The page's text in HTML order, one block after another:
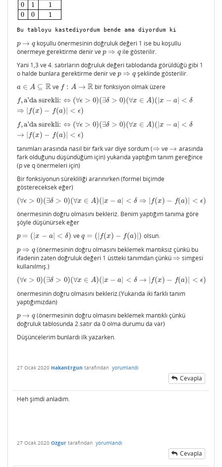
0
0
1
0
1
1
Bu tabloyu kastediyordum bende ama diyordum ki
p → q
p→q
koşullu önermesinin doğruluk değeri 1 ise bu koşullu
önermeye gerektirme denir ve p ⇒ q
p⇒q
ile gösterilir.
Yani 1,3 ve 4. satırların doğruluk değeri tablodanda görüldüğü gibi 1
o halde bunlara gerektirme denir ve p ⇒ q
p⇒q şeklinde gösterilir.
a ∈ A ⊆ R
a∈A ⊆R ve f : A → R
f:A →R bir fonksiyon olmak üzere
f,a'da sürekli: ⇔ (∀ϵ > 0)(∃δ > 0)(∀x ∈ A)( |x − a < δ
⇒ f(x) − f(a) < ϵ)
f,a'da sürekli:⇔( ∀ϵ> 0)(∃ δ>0)(∀x∈A)( |x−a|< δ⇒ |f(x) −f a)|< )
f,a'da sürekli: ⇔ (∀ϵ > 0)(∃δ > 0)(∀x ∈ A)( |x − a < δ
→ f(x) − f(a) < ϵ)
f,a'da sürekli:⇔( ∀ϵ> 0)(∃ δ>0)(∀x∈A)( |x−a|< δ→|f(x −f a) |< )
tanımları arasında nasıl bir fark var diye sordum (⇒
⇒ ve →
→ arasında
fark olduğunu düşündüğüm için) yukarıda yaptığım tanım gereğince
(p ve q önermeleri için)
Bir fonksiyonun sürekliliği ararınırken (formel biçimde
göstereceksek eğer)
(∀ϵ > 0)(∃δ > 0)(∀x ∈ A)( x − a < δ ⇒ f(x) − f(a) < ϵ)
(∀ϵ> 0) ∃δ>0)( ∀x ∈A)(|x− a|<δ⇒ |f x) −f( )| <ϵ
önermesinin doğru olmasını bekleriz. Benim yaptığım tanıma göre
şöyle düşünürsek eğer
p = ( |x − a| < δ)
p=(| x −a |<δ) ve q = ( f(x) − f(a) )
q=(| f( )−f(a) |) olsun.
p ⇒ q
p⇒q
(önermesinin doğru olmasını beklemek mantıksız çünkü bu
ifadenin zaten doğruluk değeri 1 üstteki tanımdan çünkü ⇒
⇒ simgesi
kullanılmış.)
(∀ϵ > 0)(∃δ > 0)(∀x ∈ A)( x − a < δ → f(x) − f(a) < ϵ)
(∀ϵ> 0) ∃δ>0)( ∀x ∈A)(|x− a|<δ→ |f (x) −f a)| <ϵ )
önermesinin doğru olmasını bekleriz.(Yukarıda iki farklı tanım
yaptığımızdan)
p → q
p→q
(önermesinin doğru olmasını beklemek mantıklı çünkü
doğruluk tablosunda 2.satır da 0 olma durumu da var)
Düşüncelerim bunlardı ilk yazarken.
27 Ocak 2020 HakanErgun tarafından yorumlandı
Cevapla
Heh şimdi anladım.
27 Ocak 2020 Ozgur tarafından yorumlandı
Cevapla